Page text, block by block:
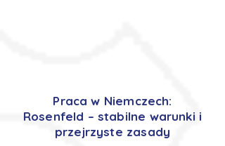
Praca w Niemczech:
Rosenfeld – stabilne warunki i
przejrzyste zasady